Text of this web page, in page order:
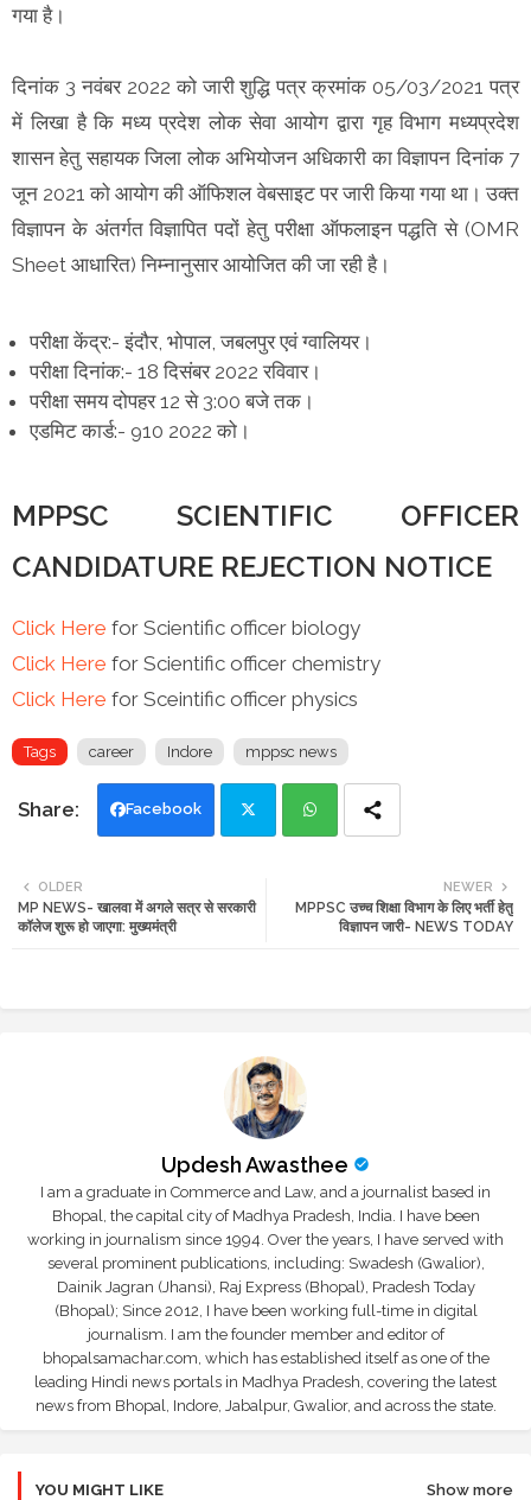
गया है।
दिनांक 3 नवंबर 2022 को जारी शुद्धि पत्र क्रमांक 05/03/2021 पत्र
में लिखा है कि मध्य प्रदेश लोक सेवा आयोग द्वारा गृह विभाग मध्यप्रदेश
शासन हेतु सहायक जिला लोक अभियोजन अधिकारी का विज्ञापन दिनांक 7
जून 2021 को आयोग की ऑफिशल वेबसाइट पर जारी किया गया था। उक्त
विज्ञापन के अंतर्गत विज्ञापित पदों हेतु परीक्षा ऑफलाइन पद्धति से (OMR
Sheet आधारित) निम्नानुसार आयोजित की जा रही है।
परीक्षा केंद्र:- इंदौर, भोपाल, जबलपुर एवं ग्वालियर।
परीक्षा दिनांक:- 18 दिसंबर 2022 रविवार।
परीक्षा समय दोपहर 12 से 3:00 बजे तक।
एडमिट कार्ड:- 910 2022 को।
MPPSC SCIENTIFIC OFFICER
CANDIDATURE REJECTION NOTICE
Click Here for Scientific officer biology
Click Here for Scientific officer chemistry
Click Here for Sceintific officer physics
Tags career Indore mppsc news
Facebook
tte ats
NEWER
MPPSC उच्च शिक्षा विभाग के लिए भर्ती हेतु
विज्ञापन जारी- NEWS TODAY
OLDER
MP NEWS- खालवा में अगले सत्र से सरकारी
कॉलेज शुरू हो जाएगा: मुख्यमंत्री
Updesh Awasthee
I am a graduate in Commerce and Law, and a journalist based in
Bhopal, the capital city of Madhya Pradesh, India. I have been
working in journalism since 1994. Over the years, I have served with
several prominent publications, including: Swadesh (Gwalior),
Dainik Jagran (Jhansi), Raj Express (Bhopal), Pradesh Today
(Bhopal); Since 2012, I have been working full-time in digital
journalism. I am the founder member and editor of
bhopalsamachar.com, which has established itself as one of the
leading Hindi news portals in Madhya Pradesh, covering the latest
news from Bhopal, Indore, Jabalpur, Gwalior, and across the state.
YOU MIGHT LIKE Show more